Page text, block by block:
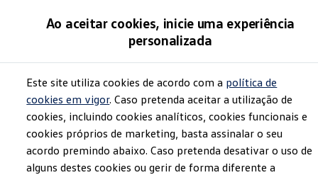
Ao aceitar cookies, inicie uma experiência
personalizada
Este site utiliza cookies de acordo com a política de
cookies em vigor. Caso pretenda aceitar a utilização de
cookies, incluindo cookies analíticos, cookies funcionais e
cookies próprios de marketing, basta assinalar o seu
acordo premindo abaixo. Caso pretenda desativar o uso de
alguns destes cookies ou gerir de forma diferente a